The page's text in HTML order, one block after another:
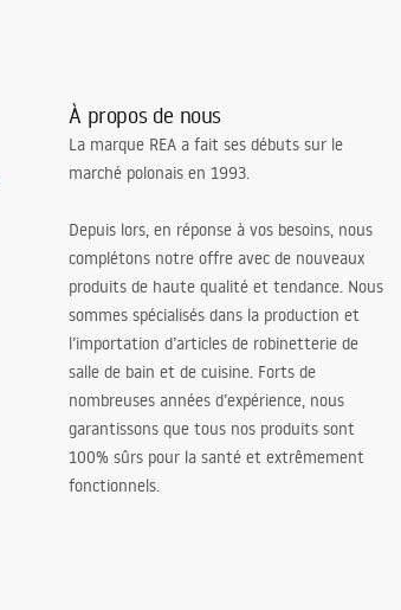
À propos de nous
La marque REA a fait ses débuts sur le
marché polonais en 1993.
Depuis lors, en réponse à vos besoins, nous
complétons notre offre avec de nouveaux
produits de haute qualité et tendance. Nous
sommes spécialisés dans la production et
l’importation d’articles de robinetterie de
salle de bain et de cuisine. Forts de
nombreuses années d’expérience, nous
garantissons que tous nos produits sont
100% sûrs pour la santé et extrêmement
fonctionnels.